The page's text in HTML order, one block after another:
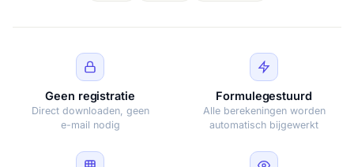
Geen registratie
Direct downloaden, geen
e-mail nodig
Formulegestuurd
Alle berekeningen worden
automatisch bijgewerkt